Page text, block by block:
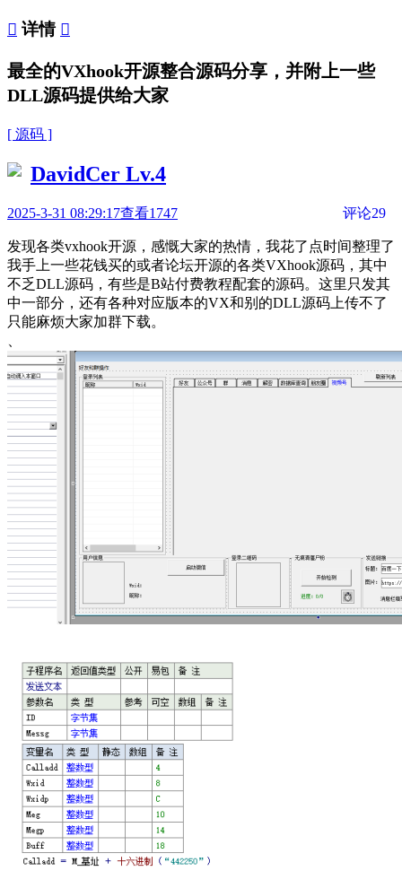
 详情 
最全的VXhook开源整合源码分享，并附上一些
DLL源码提供给大家
[ 源码 ]
DavidCer Lv.4
2025-3-31 08:29:17查看1747 评论29
发现各类vxhook开源，感慨大家的热情，我花了点时间整理了
我手上一些花钱买的或者论坛开源的各类VXhook源码，其中
不乏DLL源码，有些是B站付费教程配套的源码。这里只发其
中一部分，还有各种对应版本的VX和别的DLL源码上传不了
只能麻烦大家加群下载。